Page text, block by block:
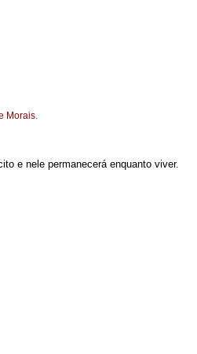
Morais.
e nele permanecerá enquanto viver.